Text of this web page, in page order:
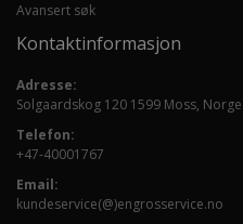
Avansert søk
Kontaktinformasjon
Adresse:
Solgaardskog 120 1599 Moss, Norge
Telefon:
+47-40001767
Email:
kundeservice(@)engrosservice.no